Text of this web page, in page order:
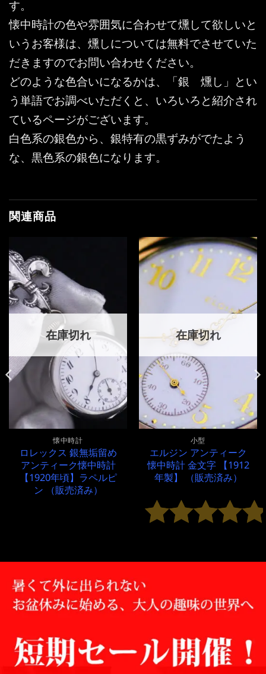
す。
懐中時計の色や雰囲気に合わせて燻して欲しいと
いうお客様は、燻しについては無料でさせていた
だきますのでお問い合わせください。
どのような色合いになるかは、「銀 燻し」とい
う単語でお調べいただくと、いろいろと紹介され
ているページがございます。
白色系の銀色から、銀特有の黒ずみがでたよう
な、黒色系の銀色になります。
関連商品
在庫切れ
懐中時計
ロレックス 銀無垢留め
アンティーク懐中時計
【1920年頃】ラペルピ
ン （販売済み）
在庫切れ
小型
エルジン アンティーク
懐中時計 金文字 【1912
年製】 （販売済み）